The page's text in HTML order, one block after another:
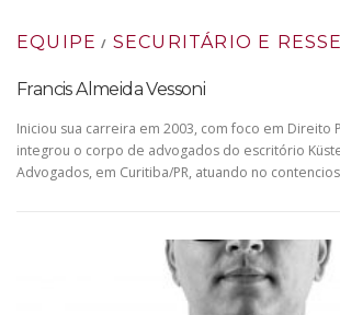
EQUIPE / SECURITÁRIO E
Francis Almeida Vessoni
Iniciou sua carreira em 2003, com foco em Direito
integrou o corpo de advogados do escritório
Advogados, em Curitiba/PR, atuando no